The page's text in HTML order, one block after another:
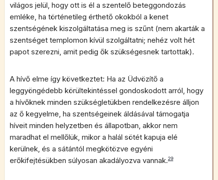
világos jelül, hogy ott is él a szentelő beteggondozás
emléke, ha történetileg érthető okokból a kenet
szentségének kiszolgáltatása meg is szűnt (nem akarták a
szentséget templomon kívül szolgáltatni; nehéz volt hét
papot szerezni, amit pedig ők szükségesnek tartottak).
A hívő elme így következtet: Ha az Üdvözítő a
leggyöngédebb körültekintéssel gondoskodott arról, hogy
a hívőknek minden szükségletükben rendelkezésre álljon
az ő kegyelme, ha szentségeinek áldásával támogatja
híveit minden helyzetben és állapotban, akkor nem
maradhat el mellőlük, mikor a halál sötét kapuja elé
kerülnek, és a sátántól megkötözve egyéni
erőkifejtésükben súlyosan akadályozva vannak.29